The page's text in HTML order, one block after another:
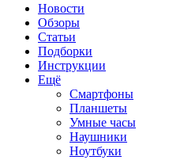
Новости
Обзоры
Статьи
Подборки
Инструкции
Ещё
Смартфоны
Планшеты
Умные часы
Наушники
Ноутбуки